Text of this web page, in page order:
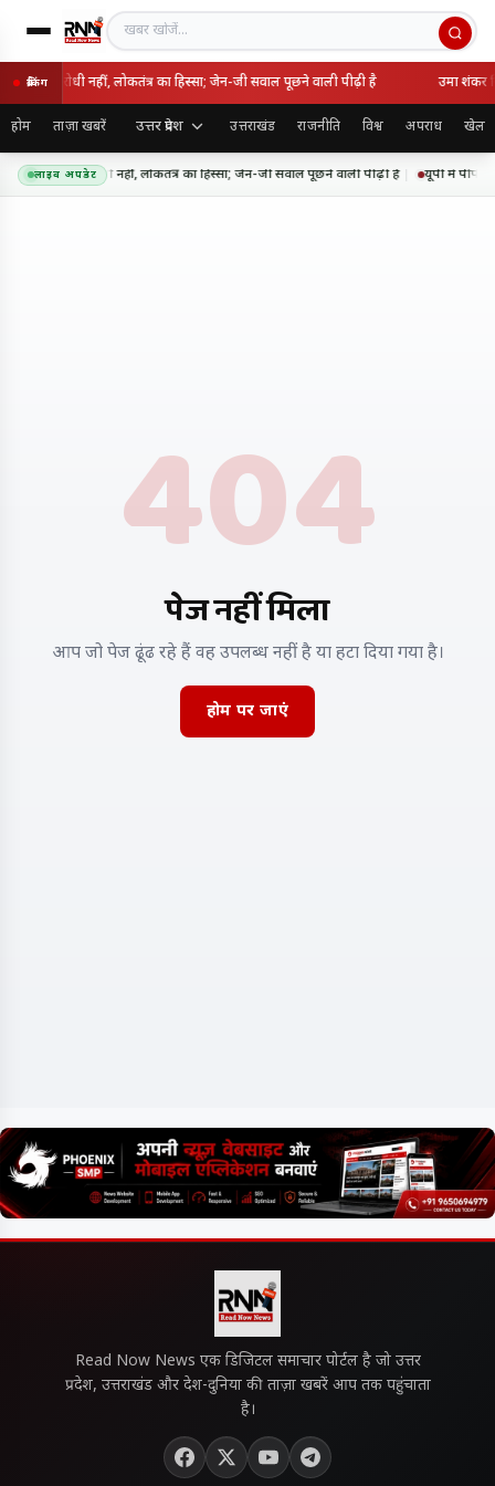
खबर खोजें
ब्रेकिंग
राष्ट्रविरोधी नहीं, लोकतंत्र का हिस्सा; जेन-जी सवाल पूछने वाली पीढ़ी है उमा शंकर
होम ताज़ा खबरें उत्तर प्रदेश उत्तराखंड राजनीति विश्व अपराध खेल
लाइव अपडेट
आंदोलन राष्ट्रविरोधी नहीं, लोकतंत्र का हिस्सा; जेन-जी सवाल पूछने वाली पीढ़ी है यूपी में
404
पेज नहीं मिला
आप जो पेज ढूंढ रहे हैं वह उपलब्ध नहीं है या हटा दिया गया है।
होम पर जाएं
Read Now News एक डिजिटल समाचार पोर्टल है जो उत्तर
प्रदेश, उत्तराखंड और देश-दुनिया की ताज़ा खबरें आप तक पहुंचाता
है।